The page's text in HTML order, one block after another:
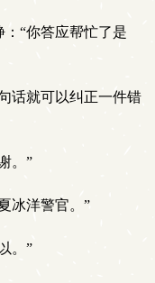
“你答应帮忙了是
话就可以纠正一件错
。”
冰洋警官。”
。”